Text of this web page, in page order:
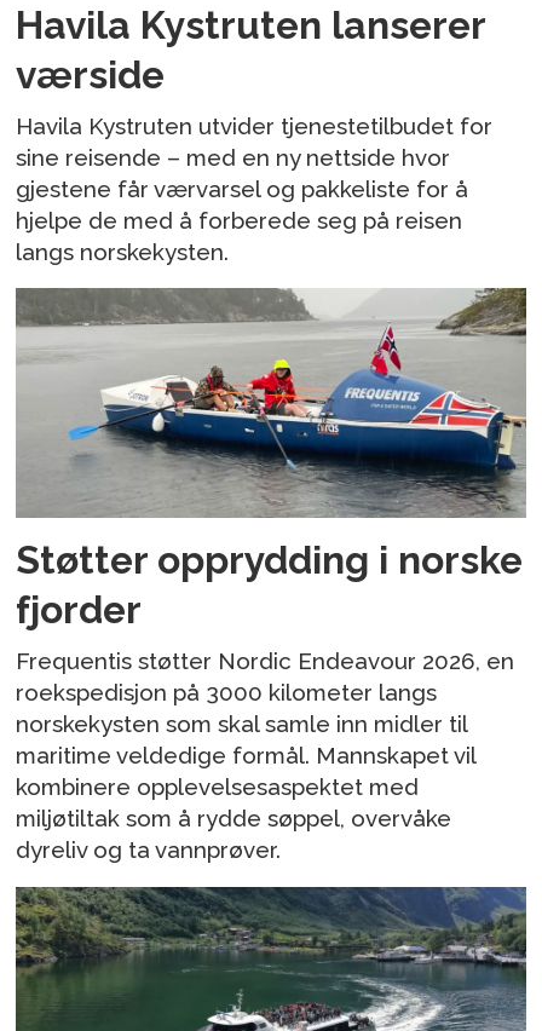
Havila Kystruten lanserer
værside
Havila Kystruten utvider tjenestetilbudet for
sine reisende – med en ny nettside hvor
gjestene får værvarsel og pakkeliste for å
hjelpe de med å forberede seg på reisen
langs norskekysten.
Støtter opprydding i norske
fjorder
Frequentis støtter Nordic Endeavour 2026, en
roekspedisjon på 3000 kilometer langs
norskekysten som skal samle inn midler til
maritime veldedige formål. Mannskapet vil
kombinere opplevelsesaspektet med
miljøtiltak som å rydde søppel, overvåke
dyreliv og ta vannprøver.